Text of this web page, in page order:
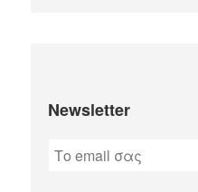
Newsletter